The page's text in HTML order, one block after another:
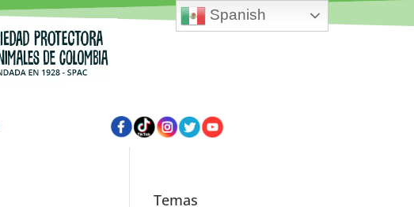
Temas
Spanish